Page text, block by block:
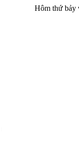
Hôm thứ bảy